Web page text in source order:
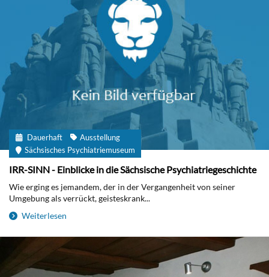
Dauerhaft
Ausstellung
Sächsisches Psychiatriemuseum
IRR-SINN - Einblicke in die Sächsische Psychiatriegeschichte
Wie erging es jemandem, der in der Vergangenheit von seiner
Umgebung als verrückt, geisteskrank...
Weiterlesen